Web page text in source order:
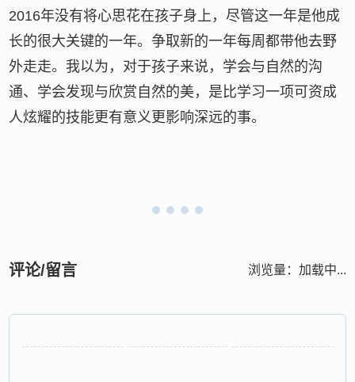
2016年没有将心思花在孩子身上，尽管这一年是他成
长的很大关键的一年。争取新的一年每周都带他去野
外走走。我以为，对于孩子来说，学会与自然的沟
通、学会发现与欣赏自然的美，是比学习一项可资成
人炫耀的技能更有意义更影响深远的事。
评论/留言 浏览量： 加载中...